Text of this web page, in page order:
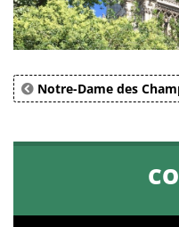
Notre-Dame des